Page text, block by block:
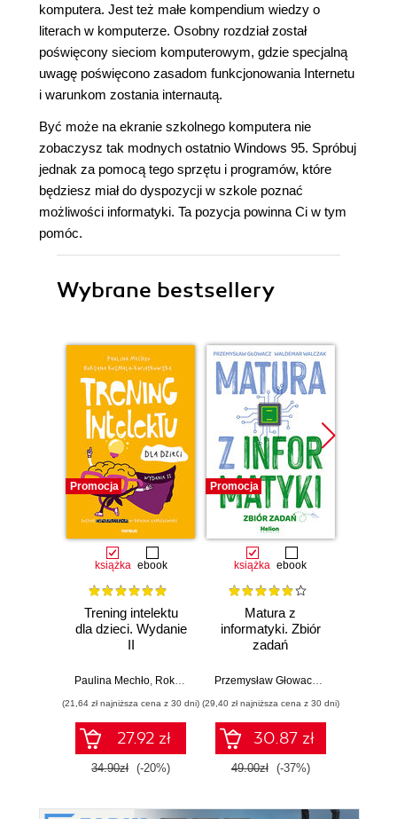
komputera. Jest też małe kompendium wiedzy o
literach w komputerze. Osobny rozdział został
poświęcony sieciom komputerowym, gdzie specjalną
uwagę poświęcono zasadom funkcjonowania Internetu
i warunkom zostania internautą.
Być może na ekranie szkolnego komputera nie
zobaczysz tak modnych ostatnio Windows 95. Spróbuj
jednak za pomocą tego sprzętu i programów, które
będziesz miał do dyspozycji w szkole poznać
możliwości informatyki. Ta pozycja powinna Ci w tym
pomóc.
Wybrane bestsellery
Promocja
książka ebook
Trening intelektu
dla dzieci. Wydanie
II
Paulina Mechło Roksana Kosmala-Kwiatkowska
(21,64 zł najniższa cena z 30 dni)
27.92 zł
34.90zł (-20%)
Promocja
książka ebook
Matura z
informatyki. Zbiór
zadań
Przemysław Głowacz
(29,40 zł najniższa cena z 30 dni)
30.87 zł
49.00zł (-37%)